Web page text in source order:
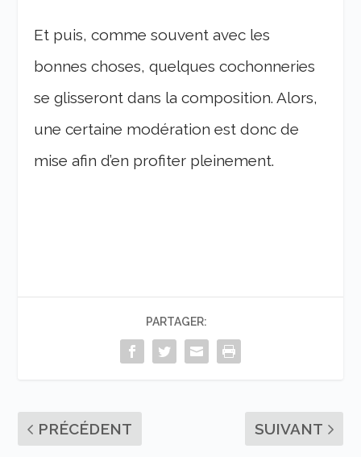
Et puis, comme souvent avec les
bonnes choses, quelques cochonneries
se glisseront dans la composition. Alors,
une certaine modération est donc de
mise afin d’en profiter pleinement.
PARTAGER:
PRÉCÉDENT SUIVANT